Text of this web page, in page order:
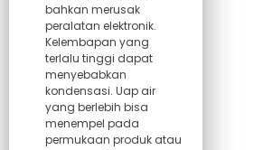
bahkan merusak
peralatan elektronik.
Kelembapan yang
terlalu tinggi dapat
menyebabkan
kondensasi. Uap air
yang berlebih bisa
menempel pada
permukaan produk atau